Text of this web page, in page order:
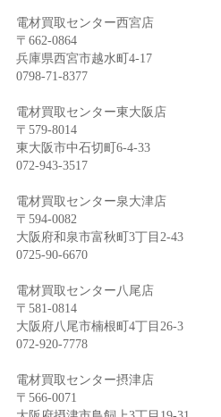
電材買取センター西宮店
〒662-0864
兵庫県西宮市越水町4-17
0798-71-8377
電材買取センター東大阪店
〒579-8014
東大阪市中石切町6-4-33
072-943-3517
電材買取センター泉大津店
〒594-0082
大阪府和泉市富秋町3丁目2-43
0725-90-6670
電材買取センター八尾店
〒581-0814
大阪府八尾市楠根町4丁目26-3
072-920-7778
電材買取センター摂津店
〒566-0071